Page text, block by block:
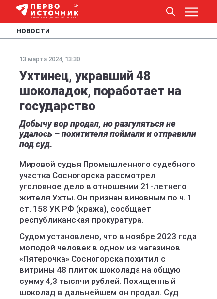
НОВОСТИ
13 марта 2024, 13:30
Ухтинец, укравший 48
шоколадок, поработает на
государство
Добычу вор продал, но разгуляться не
удалось – похитителя поймали и отправили
под суд.
Мировой судья Промышленного судебного
участка Сосногорска рассмотрел
уголовное дело в отношении 21-летнего
жителя Ухты. Он признан виновным по ч. 1
ст. 158 УК РФ (кража), сообщает
республиканская прокуратура.
Судом установлено, что в ноябре 2023 года
молодой человек в одном из магазинов
«Пятерочка» Сосногорска похитил с
витрины 48 плиток шоколада на общую
сумму 4,3 тысячи рублей. Похищенный
шоколад в дальнейшем он продал. Суд